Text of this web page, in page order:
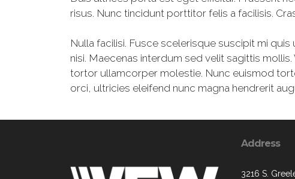
risus. Nunc tincidunt porttitor felis a facilisis.
Nulla facilisi. Fusce scelerisque suscipit mi
nisi. Maecenas interdum sed velit sagittis
tortor ullamcorper molestie. Nunc euismod
orci, ultricies eleifend nunc magna hendrerit
Address
3216 S.